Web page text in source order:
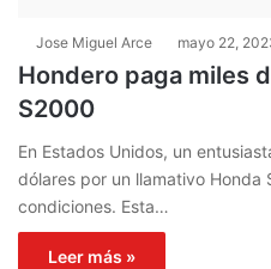
Jose Miguel Arce mayo 22,
Hondero paga miles
S2000
En Estados Unidos, un
dólares por un llamativo Honda
condiciones. Esta…
Leer más »